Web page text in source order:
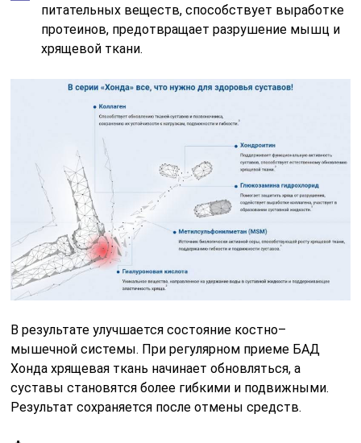
питательных веществ, способствует выработке
протеинов, предотвращает разрушение мышц и
хрящевой ткани.
В результате улучшается состояние костно–
мышечной системы. При регулярном приеме БАД
Хонда хрящевая ткань начинает обновляться, а
суставы становятся более гибкими и подвижными.
Результат сохраняется после отмены средств.